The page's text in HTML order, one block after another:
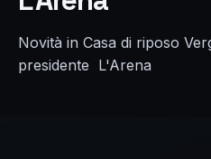
Novità in Casa di riposo
presidente L'Arena